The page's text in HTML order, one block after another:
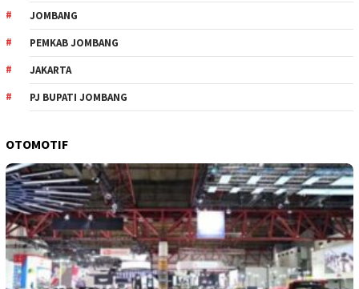
JOMBANG
PEMKAB JOMBANG
JAKARTA
PJ BUPATI JOMBANG
OTOMOTIF